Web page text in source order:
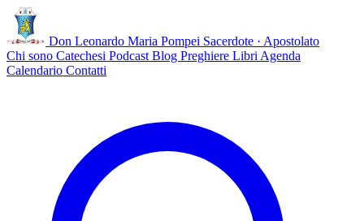
Don Leonardo Maria Pompei Sacerdote · Apostolato
Chi sono Catechesi Podcast Blog Preghiere Libri Agenda
Calendario Contatti